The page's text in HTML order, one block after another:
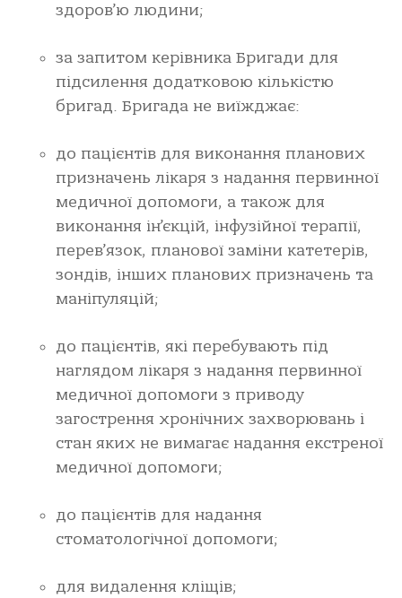
здоров’ю людини;
за запитом керівника Бригади для
підсилення додатковою кількістю
бригад. Бригада не виїжджає:
до пацієнтів для виконання планових
призначень лікаря з надання первинної
медичної допомоги, а також для
виконання ін’єкцій, інфузійної терапії,
перев’язок, планової заміни катетерів,
зондів, інших планових призначень та
маніпуляцій;
до пацієнтів, які перебувають під
наглядом лікаря з надання первинної
медичної допомоги з приводу
загострення хронічних захворювань і
стан яких не вимагає надання екстреної
медичної допомоги;
до пацієнтів для надання
стоматологічної допомоги;
для видалення кліщів;